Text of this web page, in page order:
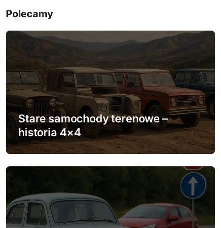
a
a
w
i
s
Polecamy
Stare samochody terenowe –
historia 4×4